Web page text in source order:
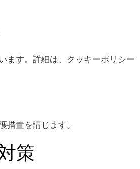
ます。詳細は、クッキーポリシー
置を講じます。
策